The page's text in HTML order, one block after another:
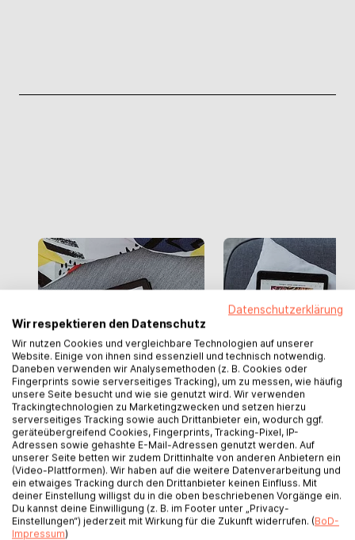
Foto eines Amazon E-Readers
Foto von einem iPad
einem Tolino E-Reader
Datenschutzerklärung
Wir respektieren den Datenschutz
Wir nutzen Cookies und vergleichbare Technologien auf unserer
Website. Einige von ihnen sind essenziell und technisch notwendig.
Daneben verwenden wir Analysemethoden (z. B. Cookies oder
Fingerprints sowie serverseitiges Tracking), um zu messen, wie häufig
unsere Seite besucht und wie sie genutzt wird. Wir verwenden
Trackingtechnologien zu Marketingzwecken und setzen hierzu
serverseitiges Tracking sowie auch Drittanbieter ein, wodurch ggf.
geräteübergreifend Cookies, Fingerprints, Tracking-Pixel, IP-
Adressen sowie gehashte E-Mail-Adressen genutzt werden. Auf
unserer Seite betten wir zudem Drittinhalte von anderen Anbietern ein
(Video-Plattformen). Wir haben auf die weitere Datenverarbeitung und
ein etwaiges Tracking durch den Drittanbieter keinen Einfluss. Mit
deiner Einstellung willigst du in die oben beschriebenen Vorgänge ein.
Du kannst deine Einwilligung (z. B. im Footer unter „Privacy-
Einstellungen“) jederzeit mit Wirkung für die Zukunft widerrufen. (BoD-
Impressum)